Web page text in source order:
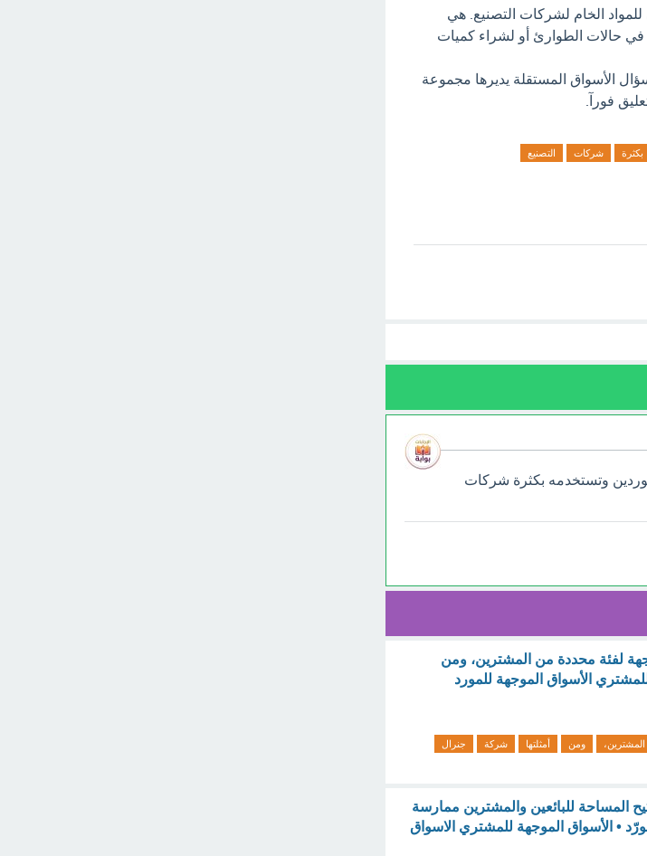
الخام لشركات التصنيع. هي
في حالات الطوارئ أو لشراء كميات
الأسواق المستقلة يديرها مجموعة
فورآ.
بكثرة شركات التصنيع
وتستخدمه بكثرة شركات
لفئة محددة من المشترين، ومن
الأسواق الموجهة للمورد
المشترين، ومن أمثلتها شركة
جنرال
المساحة للبائعين والمشترين ممارسة
للمورّد • الأسواق الموجهة للمشتري الاسواق